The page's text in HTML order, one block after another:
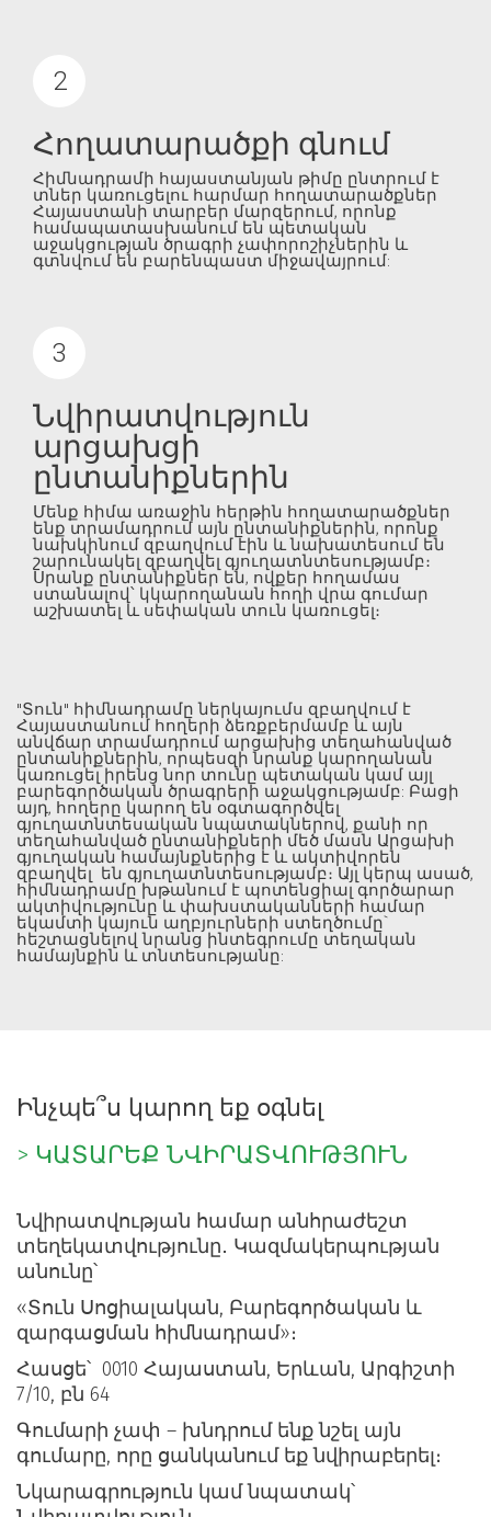
Հողատարածքի գնում
Հիմնադրամի հայաստանյան թիմը ընտրում է
տներ կառուցելու հարմար հողատարածքներ
Հայաստանի տարբեր մարզերում, որոնք
համապատասխանում են պետական
աջակցության ծրագրի չափորոշիչներին և
գտնվում են բարենպաստ միջավայրում:
Նվիրատվություն
արցախցի
ընտանիքներին
Մենք հիմա առաջին հերթին հողատարածքներ
ենք տրամադրում այն ընտանիքներին, որոնք
նախկինում զբաղվում էին և նախատեսում են
շարունակել զբաղվել գյուղատնտեսությամբ։
Սրանք ընտանիքներ են, ովքեր հողամաս
ստանալով՝ կկարողանան հողի վրա գումար
աշխատել և սեփական տուն կառուցել։
"Տուն" հիմնադրամը ներկայումս զբաղվում է
Հայաստանում հողերի ձեռքբերմամբ և այն
անվճար տրամադրում արցախից տեղահանված
ընտանիքներին, որպեսզի նրանք կարողանան
կառուցել իրենց նոր տունը պետական կամ այլ
բարեգործական ​​ծրագրերի աջակցությամբ: Բացի
այդ, հողերը կարող են օգտագործվել
գյուղատնտեսական նպատակներով, քանի որ
տեղահանված ընտանիքների մեծ մասն Արցախի
գյուղական համայնքներից է և ակտիվորեն
զբաղվել  են գյուղատնտեսությամբ։ Այլ կերպ ասած,
հիմնադրամը խթանում է պոտենցիալ գործարար
ակտիվությունը և փախստականների համար
եկամտի կայուն աղբյուրների ստեղծումը`
հեշտացնելով նրանց ինտեգրումը տեղական
համայնքին և տնտեսությանը:
Ինչպե՞ս կարող եք օգնել
> ԿԱՏԱՐԵՔ ՆՎԻՐԱՏՎՈՒԹՅՈՒՆ
Նվիրատվության համար անհրաժեշտ
տեղեկատվությունը․ Կազմակերպության
անունը՝
«Տուն Սոցիալական, Բարեգործական և
զարգացման հիմնադրամ»։
Հասցե՝  0010 Հայաստան, Երևան, Արգիշտի
7/10, բն 64
Գումարի չափ – խնդրում ենք նշել այն
գումարը, որը ցանկանում եք նվիրաբերել։
Նկարագրություն կամ նպատակ՝